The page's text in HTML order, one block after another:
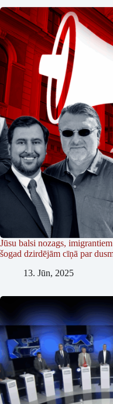
Jūsu balsi nozags,
šogad dzirdējām cīņā par
13. Jūn, 2025